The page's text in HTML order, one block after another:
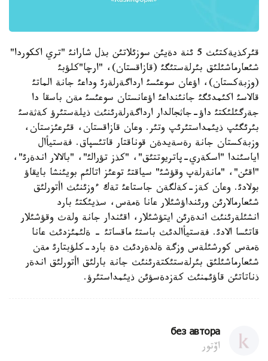
قئركذيةكتئث 5 ئنة دةيئن سوزئلاتئن بذل شارانئ "تري اككوردا"
شئعارماشئلئق بئرلةستئگئ (قازاقستان)، "ارچا"كلؤبئ
(وزبةكستان)، اؤعان سوعئسئ ارداگةرلةرئ وداعئ جانة الماتئ
قالاسئ اكئمدئگئ جانئنداعئ اؤعانستان سوعئسئ مةن باسقا دا
جةرگئلئكتئ داؤ-جاثجالدار ارداگةرلةرئنئث ذيلةستئرؤ كةثةسئ
بئرئگئپ ذيئمداستئرئپ وتئر. وعان قازاقستان، قئرعئزستان،
وزبةكستان جانة رةسةيدةن قوناقتار قاتئسپاق. فةستيأال
اياسئندا "اسكةري-پاتريوتتئق"، "كذز تؤرالئ"، "بالالار اندةرئ"،
"اقئن"، "مانةرلةپ وقؤشئ" سياقتئ توعئز اتالئم بويئنشا بايقاؤ
بولادئ. وعان كةز-كةلگةن جاستاعئ تةك ءوزئنئث اأتورلئق
شئعارمالارئن ورئنداؤشئلار عانا ةمةس، سذيئكتئ بارد
انشئلةرئنئث اندةرئن ايتؤشئلار، اقئندار جانة ولةث وقؤشئلار
قاتئسا الادئ. فةستيأالدئث باستئ ماقساتئ - ةلئمئزدئث عانا
ةمةس كورشئلةس وزگة ةلدةردئث دة بارد-كلؤبتارئ مةن
شئعارماشئلئق بئرلةستئكتةرئنئث جانة بارلئق اأتورلئق اندةر
ذناتاتئن قاؤئمنئث كةزدةسؤئن ذيئمداستئرؤ.
без автора
اۆتور